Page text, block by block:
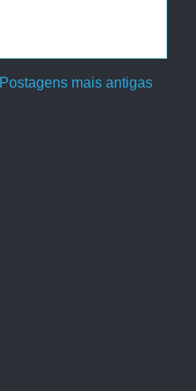
Postagens mais antigas